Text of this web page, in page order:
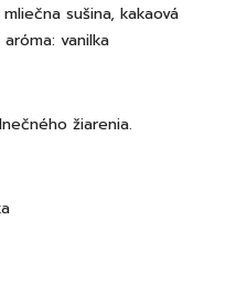
sušina, kakaová
vanilka
žiarenia.